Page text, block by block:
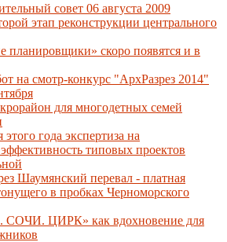
совет 06 августа 2009
этап реконструкции центрального
планировщики» скоро появятся и в
на смотр-конкурс "АрхРазрез 2014"
для многодетных семей
этого года экспертиза на
типовых проектов
Шаумянский перевал - платная
в пробках Черноморского
ЦИРК» как вдохновение для